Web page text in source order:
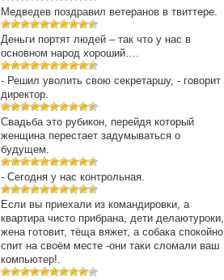
Медведев поздравил ветеранов в твиттере.
Деньги портят людей – так что у нас в
основном народ хороший….
- Решил уволить свою секретаршу, - говорит
директор.
Свадьба это рубикон, перейдя который
женщина перестает задумываться о
будущем.
- Сегодня у нас контрольная.
Если вы приехали из командировки, а
квартира чисто прибрана, дети делаютуроки,
жена готовит, тёща вяжет, а собака спокойно
спит на своём месте -они таки сломали ваш
компьютер!.